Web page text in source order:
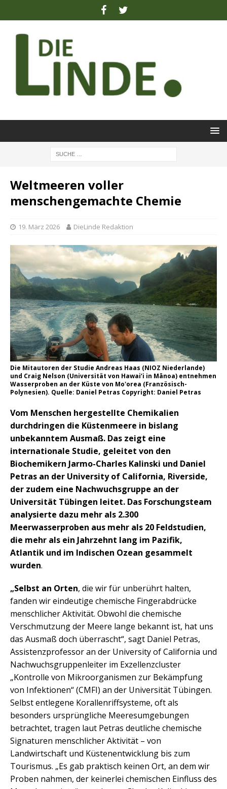
Weltmeeren voller
menschengemachte Chemie
19. März 2026 DieLinde Redaktion
Die Mitautoren der Studie Andreas Haas (NIOZ Niederlande)
und Craig Nelson (Universität von Hawai‘i in Mānoa) entnehmen
Wasserproben an der Küste von Mo'orea (Französisch-
Polynesien). Quelle: Daniel Petras Copyright: Daniel Petras
Vom Menschen hergestellte Chemikalien
durchdringen die Küstenmeere in bislang
unbekanntem Ausmaß. Das zeigt eine
internationale Studie, geleitet von den
Biochemikern Jarmo-Charles Kalinski und Daniel
Petras an der University of California, Riverside,
der zudem eine Nachwuchsgruppe an der
Universität Tübingen leitet. Das Forschungsteam
analysierte dazu mehr als 2.300
Meerwasserproben aus mehr als 20 Feldstudien,
die mehr als ein Jahrzehnt lang im Pazifik,
Atlantik und im Indischen Ozean gesammelt
wurden.
„Selbst an Orten, die wir für unberührt halten,
fanden wir eindeutige chemische Fingerabdrücke
menschlicher Aktivität. Obwohl die chemische
Verschmutzung der Meere lange bekannt ist, hat uns
das Ausmaß doch überrascht“, sagt Daniel Petras,
Assistenzprofessor an der University of California und
Nachwuchsgruppenleiter im Exzellenzcluster
„Kontrolle von Mikroorganismen zur Bekämpfung
von Infektionen“ (CMFI) an der Universität Tübingen.
Selbst entlegene Korallenriffsysteme, oft als
besonders ursprüngliche Meeresumgebungen
betrachtet, tragen laut Petras deutliche chemische
Signaturen menschlicher Aktivität – von
Landwirtschaft und Küstenentwicklung bis zum
Tourismus. „Es gab praktisch keinen Ort, an dem wir
Proben nahmen, der keinerlei chemischen Einfluss des